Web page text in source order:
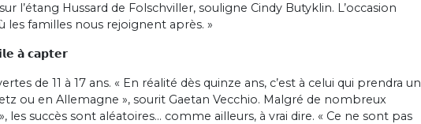
l’étang Hussard de Folschviller, souligne Cindy Butyklin. L’occasion
les familles nous rejoignent après. »
𝗮̀ 𝗰𝗮𝗽𝘁𝗲𝗿
de 11 à 17 ans. « En réalité dès quinze ans, c’est à celui qui prendra un
ou en Allemagne », sourit Gaetan Vecchio. Malgré de nombreux
les succès sont aléatoires… comme ailleurs, à vrai dire. « Ce ne sont pas